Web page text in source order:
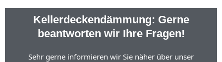
Kellerdeckendämmung: Gerne
beantworten wir Ihre Fragen!
Sehr gerne informieren wir Sie näher über unser